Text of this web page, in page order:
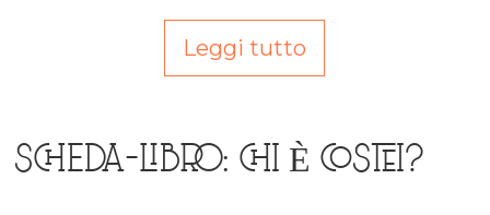
Leggi tutto
SCHEDA-LIBRO: CHI È COSTEI?